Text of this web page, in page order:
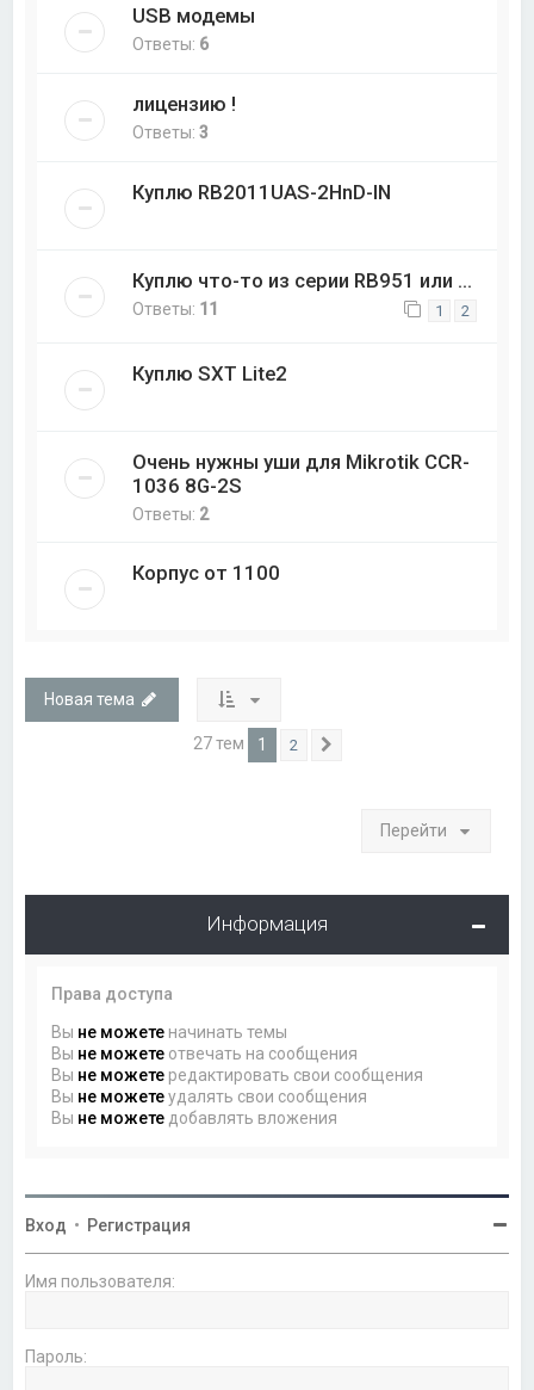
USB модемы
Ответы: 6
лицензию !
Ответы:3
Куплю RB2011UAS-2HnD-IN
Куплю что-то из серии RB951 или ...
Ответы: 11 1 2
Куплю SXT Lite2
Очень нужны уши для Mikrotik CCR-
1036 8G-2S
Ответы: 2
Корпус от 1100
Новая тема
27 тем 1 2
Перейти
Информация
Права доступа
Вы не можете начинать темы
Вы не можете отвечать на сообщения
Вы не можете редактировать свои сообщения
Вы не можетеудалять свои сообщения
Вы не можете добавлять вложения
Вход • Регистрация
Имя пользователя:
Пароль: